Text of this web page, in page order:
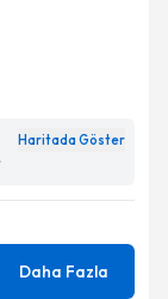
Haritada Göster
Daha Fazla